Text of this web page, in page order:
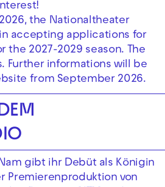
the Nationaltheater
accepting applications for
the 2027-2029 season. The
Further informations will be
from September 2026.
gibt ihr Debüt als Königin
Premierenproduktion von